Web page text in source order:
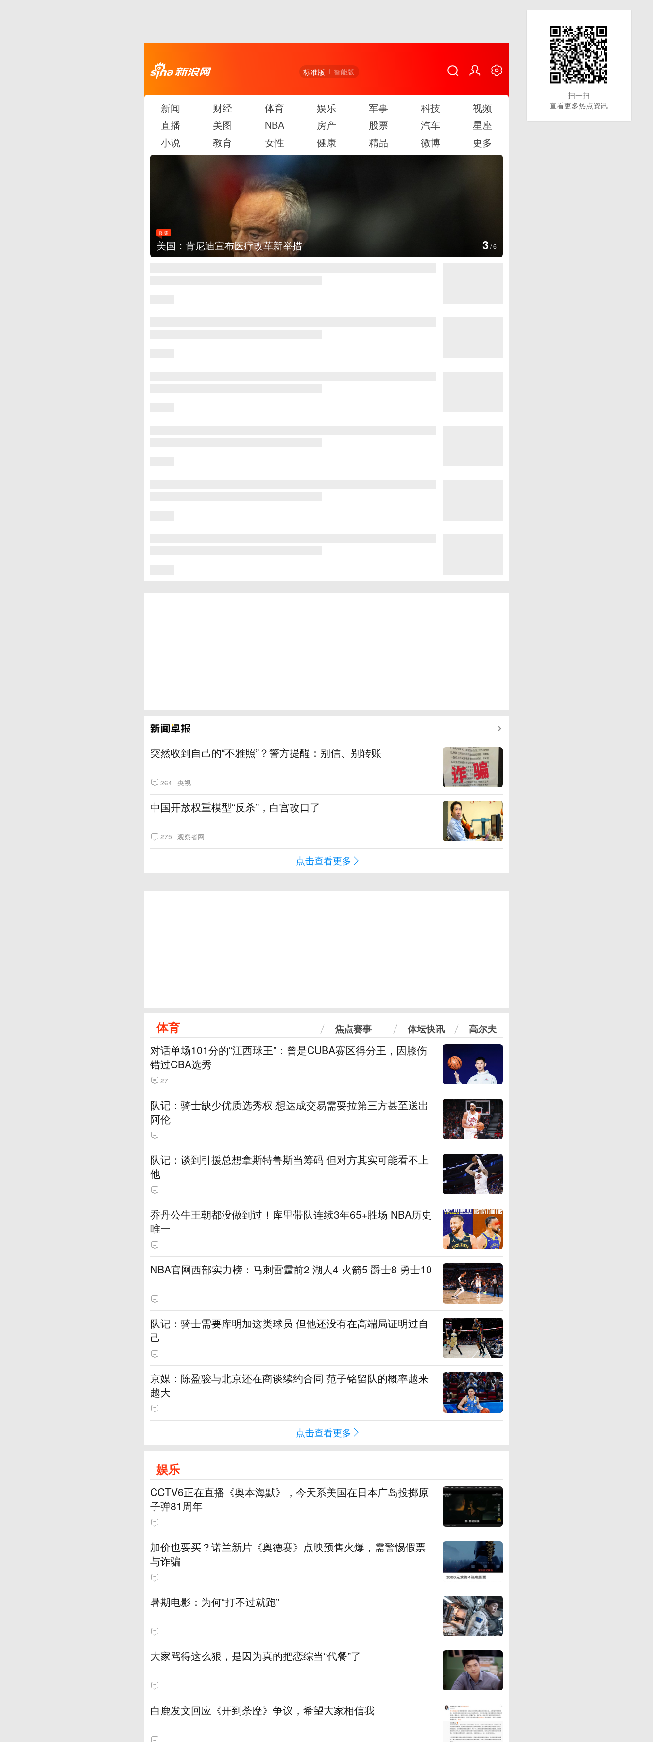
标准版 智能版
新闻 财经 体育 娱乐 军事 科技
视频
直播
美图 NBA 房产 股票 汽车
星座
小说
教育 女性 健康 精品 微博 更多
图集
美国：肯尼迪宣布医疗改革新举措 3 /6
突然收到自己的“不雅照”？警方提醒：别信、别转账
264 央视
中国开放权重模型“反杀”，白宫改口了
275 观察者网
点击查看更多
体育 焦点赛事 体坛快讯 高尔夫
对话单场101分的“江西球王”：曾是CUBA赛区得分王，因膝伤
错过CBA选秀
27
队记：骑士缺少优质选秀权 想达成交易需要拉第三方甚至送出
阿伦
队记：谈到引援总想拿斯特鲁斯当筹码 但对方其实可能看不上
他
乔丹公牛王朝都没做到过！库里带队连续3年65+胜场 NBA历史
唯一
NBA官网西部实力榜：马刺雷霆前2 湖人4 火箭5 爵士8 勇士10
队记：骑士需要库明加这类球员 但他还没有在高端局证明过自
己
京媒：陈盈骏与北京还在商谈续约合同 范子铭留队的概率越来
越大
点击查看更多
娱乐
CCTV6正在直播《奥本海默》，今天系美国在日本广岛投掷原
子弹81周年
加价也要买？诺兰新片《奥德赛》点映预售火爆，需警惕假票
与诈骗
暑期电影：为何“打不过就跑”
大家骂得这么狠，是因为真的把恋综当“代餐”了
白鹿发文回应《开到荼靡》争议，希望大家相信我
扫一扫
查看更多热点资讯
扫一扫
查看更多热点资讯